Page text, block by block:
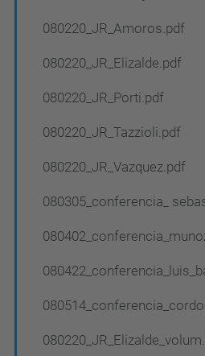
080220_JR_Amoros.pdf
080220_JR_Elizalde.pdf
080220_JR_Porti.pdf
080220_JR_Tazzioli.pdf
080220_JR_Vazquez.pdf
080305_conferencia_